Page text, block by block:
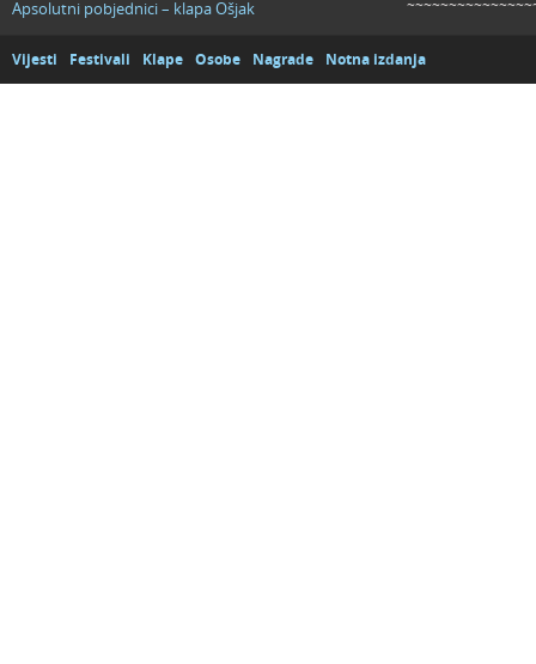
Apsolutni pobjednici – klapa Ošjak
Vijesti Festivali Klape Osobe Nagrade Notna izdanja